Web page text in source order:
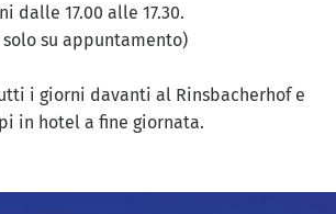
dalle 17.00 alle 17.30.
su appuntamento)
i giorni davanti al Rinsbacherhof e
in hotel a fine giornata.